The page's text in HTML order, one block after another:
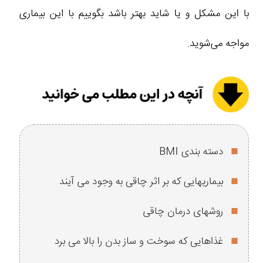
با این مشکل و یا شاید بهتر باشد بگوییم با این بیماری
مواجه می‌شوید.
دسته بندی BMI
بیماریهایی که بر اثر چاقی به وجود می آیند
روشهای درمان چاقی
غذاهایی که سوخت و ساز بدن را بالا می برد